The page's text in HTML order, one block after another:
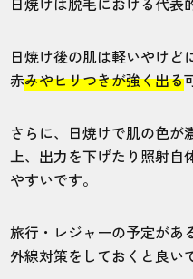
日焼け後の肌は軽いやけど
赤みやヒリつきが強く出る
さらに、日焼けで肌の色が
上、出力を下げたり照射自
やすいです。
旅行・レジャーの予定があ
外線対策をしておくと良い